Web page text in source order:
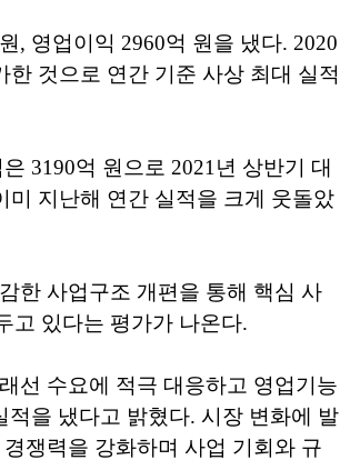
, 영업이익 2960억 원을 냈다. 2020
한 것으로 연간 기준 사상 최대 실적
3190억 원으로 2021년 상반기 대
미 지난해 연간 실적을 크게 웃돌았
한 사업구조 개편을 통해 핵심 사
고 있다는 평가가 나온다.
선 수요에 적극 대응하고 영업기능
을 냈다고 밝혔다. 시장 변화에 발
쟁력을 강화하며 사업 기회와 규